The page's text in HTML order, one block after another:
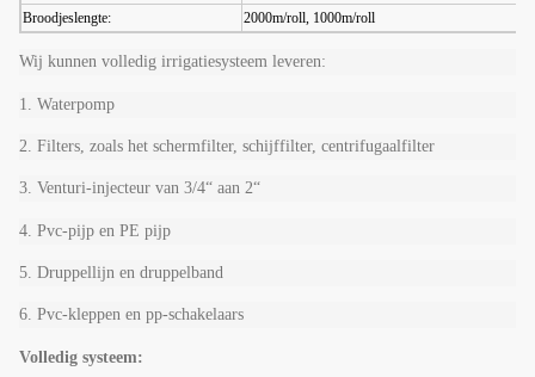
Broodjeslengte:
2000m/roll, 1000m/roll
Wij kunnen volledig irrigatiesysteem leveren:
1. Waterpomp
2. Filters, zoals het schermfilter, schijffilter, centrifugaalfilter
3. Venturi-injecteur van 3/4“ aan 2“
4. Pvc-pijp en PE pijp
5. Druppellijn en druppelband
6. Pvc-kleppen en pp-schakelaars
Volledig systeem: